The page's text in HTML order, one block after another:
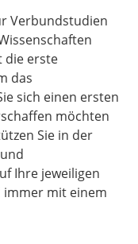
Verbundstudien
die erste
das
sich einen ersten
möchten
Sie in der
Ihre jeweiligen
immer mit einem